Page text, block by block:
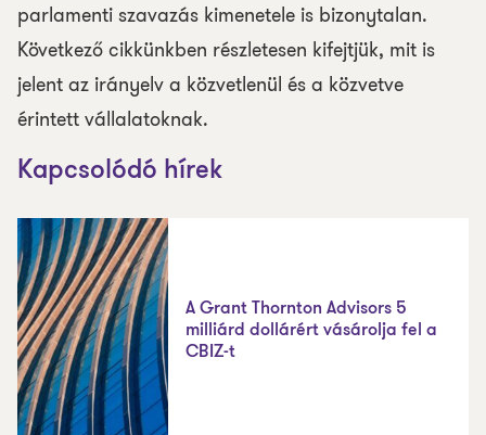
parlamenti szavazás kimenetele is bizonytalan.
Következő cikkünkben részletesen kifejtjük, mit is
jelent az irányelv a közvetlenül és a közvetve
érintett vállalatoknak.
Kapcsolódó hírek
A Grant Thornton Advisors 5
milliárd dollárért vásárolja fel a
CBIZ-t